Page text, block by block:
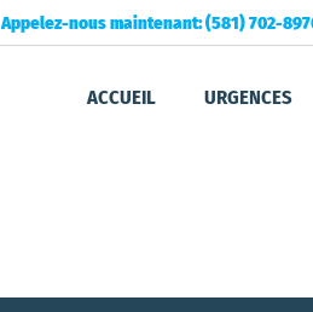
Appelez-nous maintenant: (581) 702-
ACCUEIL URGENCES